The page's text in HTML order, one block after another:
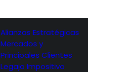
Alianzas Estratégicas
Mercados y
Principales Clientes
Legajo Impositivo